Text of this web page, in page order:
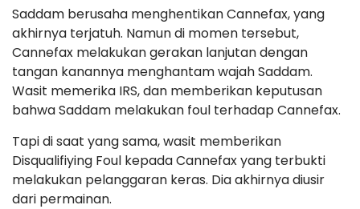
Saddam berusaha menghentikan Cannefax, yang
akhirnya terjatuh. Namun di momen tersebut,
Cannefax melakukan gerakan lanjutan dengan
tangan kanannya menghantam wajah Saddam.
Wasit memerika IRS, dan memberikan keputusan
bahwa Saddam melakukan foul terhadap Cannefax.
Tapi di saat yang sama, wasit memberikan
Disqualifiying Foul kepada Cannefax yang terbukti
melakukan pelanggaran keras. Dia akhirnya diusir
dari permainan.